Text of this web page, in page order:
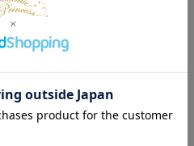
スクワークや長時間の作
空断熱大容量マグ
重構造で驚きの保温・保冷力。片手で開
ー飲みと直飲みの両方に対応。ストロー